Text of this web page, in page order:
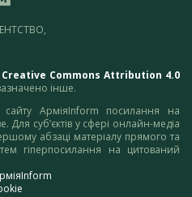
Creative Commons Attribution 4.0
інше.
АрміяInform посилання на
Для суб’єктів у сфері онлайн-медіа
абзаці матеріалу прямого та
гіперпосилання на цитований